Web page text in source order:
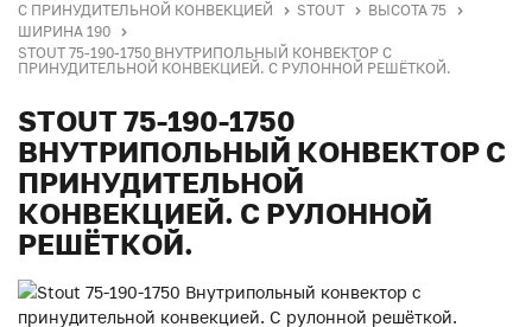
С ПРИНУДИТЕЛЬНОЙ КОНВЕКЦИЕЙ
STOUT
ВЫСОТА 75
ШИРИНА 190
STOUT 75-190-1750 ВНУТРИПОЛЬНЫЙ КОНВЕКТОР С
ПРИНУДИТЕЛЬНОЙ КОНВЕКЦИЕЙ. С РУЛОННОЙ РЕШЁТКОЙ.
STOUT 75-190-1750
ВНУТРИПОЛЬНЫЙ КОНВЕКТОР С
ПРИНУДИТЕЛЬНОЙ
КОНВЕКЦИЕЙ. С РУЛОННОЙ
РЕШЁТКОЙ.